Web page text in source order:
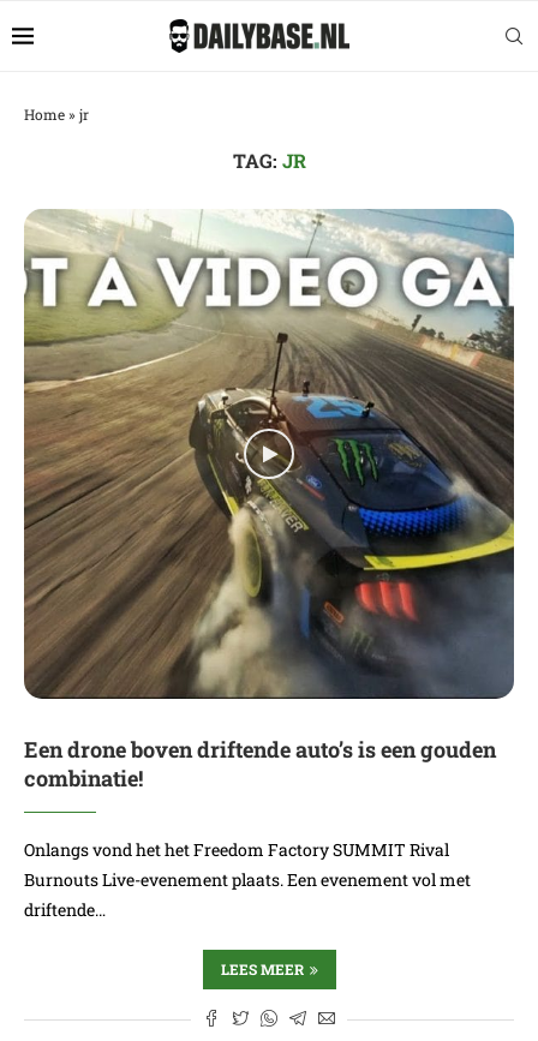
Home» jr
TAG: JR
Een drone boven driftende auto’s is een gouden
combinatie!
Onlangs vond het het Freedom Factory SUMMIT Rival
Burnouts Live-evenement plaats. Een evenement vol met
driftende…
LEES MEER